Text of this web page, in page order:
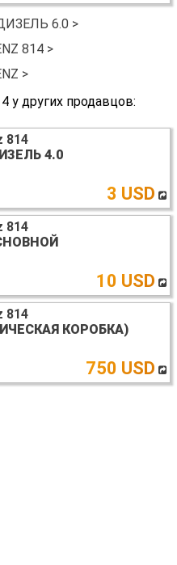
6.0 >
814 >
>
у других продавцов:
814
4.0
3 USD
814
10 USD
814
КОРОБКА)
750 USD